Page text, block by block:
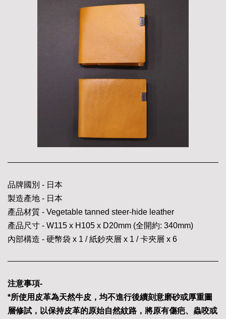
品牌國別 - 日本
製造產地 - 日本
產品材質 - Vegetable tanned steer-hide leather
產品尺寸 - W115 x H105 x D20mm (全開約: 340mm)
內部構造 - 硬幣袋 x 1 / 紙鈔夾層 x 1 / 卡夾層 x 6
注意事項-
*所使用皮革為天然牛皮，均不進行後續刻意磨砂或厚重圖
層修試，以保持皮革的原始自然紋路，將原有傷疤、蟲咬或